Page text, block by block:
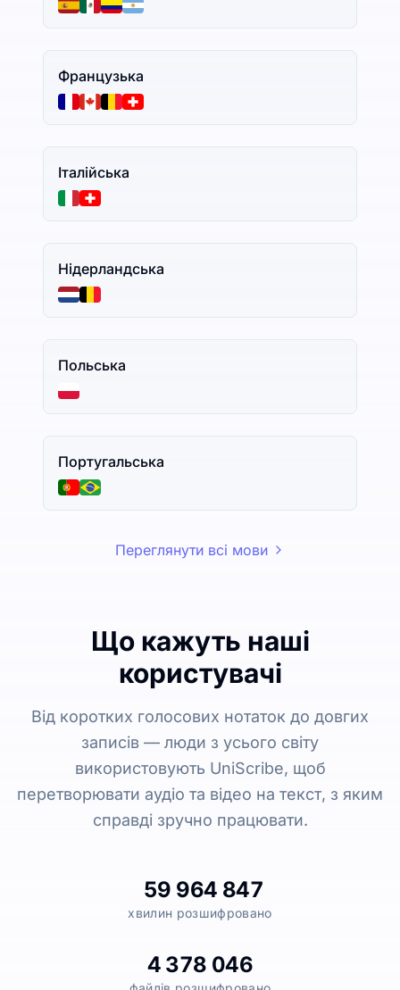
Французька
Італійська
Нідерландська
Польська
Португальська
Переглянути всі мови
Що кажуть наші
користувачі
Від коротких голосових нотаток до довгих
записів — люди з усього світу
використовують UniScribe, щоб
перетворювати аудіо та відео на текст, з яким
справді зручно працювати.
59 964 847
хвилин розшифровано
4 378 046